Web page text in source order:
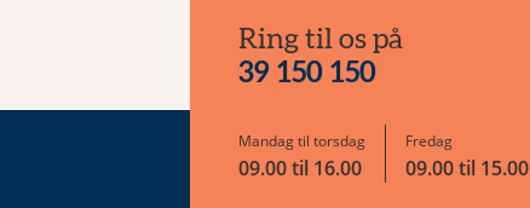
Ring til os på
39 150 150
Mandag til torsdag
09.00 til 16.00
Fredag
09.00 til 15.00